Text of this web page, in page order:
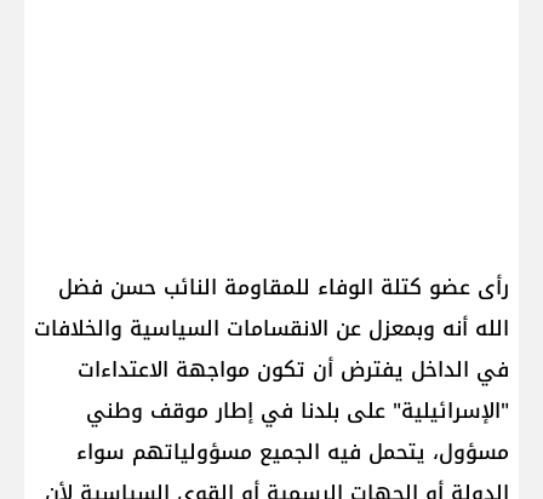
رأى عضو كتلة الوفاء للمقاومة النائب حسن فضل
الله أنه وبمعزل عن الانقسامات السياسية والخلافات
في الداخل يفترض أن تكون مواجهة الاعتداءات
"الإسرائيلية" على بلدنا في إطار موقف وطني
مسؤول، يتحمل فيه الجميع مسؤولياتهم سواء